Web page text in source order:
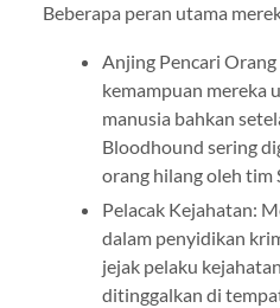
Beberapa peran utama
Anjing Pencari
kemampuan mereka
manusia bahkan
Bloodhound sering
orang hilang oleh tim
Pelacak Kejahatan:
dalam penyidikan
jejak pelaku
ditinggalkan di